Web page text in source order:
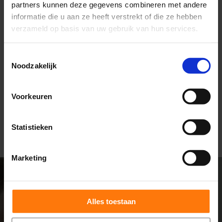
partners kunnen deze gegevens combineren met andere
informatie die u aan ze heeft verstrekt of die ze hebben
verzameld op basis van uw gebruik van hun services.
Noodzakelijk
Voorkeuren
Statistieken
Marketing
Alles toestaan
krijgen we een indruk van hoe goed de
systemen functioneren en welke invloed